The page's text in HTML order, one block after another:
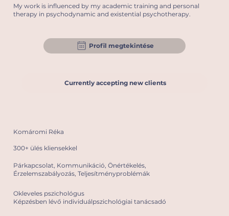
My work is influenced by my academic training and personal
therapy in psychodynamic and existential psychotherapy.
Profil megtekintése
Currently accepting new clients
Komáromi Réka
300+ ülés kliensekkel
Párkapcsolat, Kommunikáció, Önértékelés,
Érzelemszabályozás, Teljesítményproblémák
Okleveles pszichológus
Képzésben lévő individuálpszichológiai tanácsadó